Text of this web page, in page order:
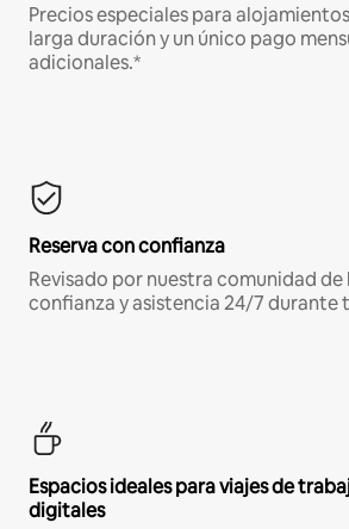
Precios especiales para
larga duración y un único pago
adicionales.*
Reserva con confianza
Revisado por nuestra comunidad de
confianza y asistencia 24/7 durante
Espacios ideales para viajes de
digitales